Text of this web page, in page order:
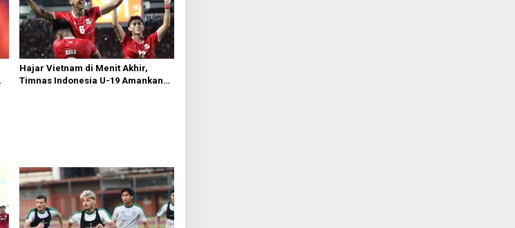
Hajar Vietnam di Menit Akhir,
Timnas Indonesia U-19 Amankan